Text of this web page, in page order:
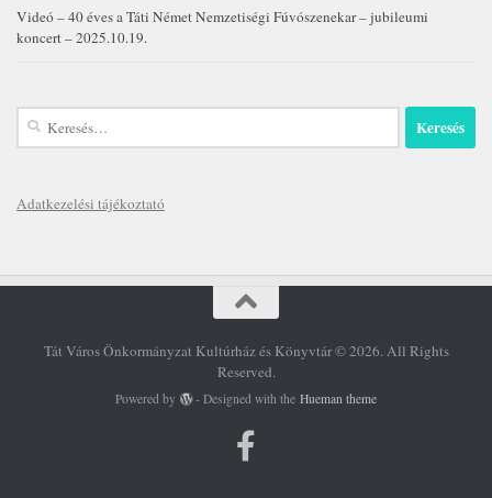
Videó – 40 éves a Táti Német Nemzetiségi Fúvószenekar – jubileumi
koncert – 2025.10.19.
Keresés:
Adatkezelési tájékoztató
Tát Város Önkormányzat Kultúrház és Könyvtár © 2026. All Rights
Reserved.
Powered by - Designed with theHueman theme